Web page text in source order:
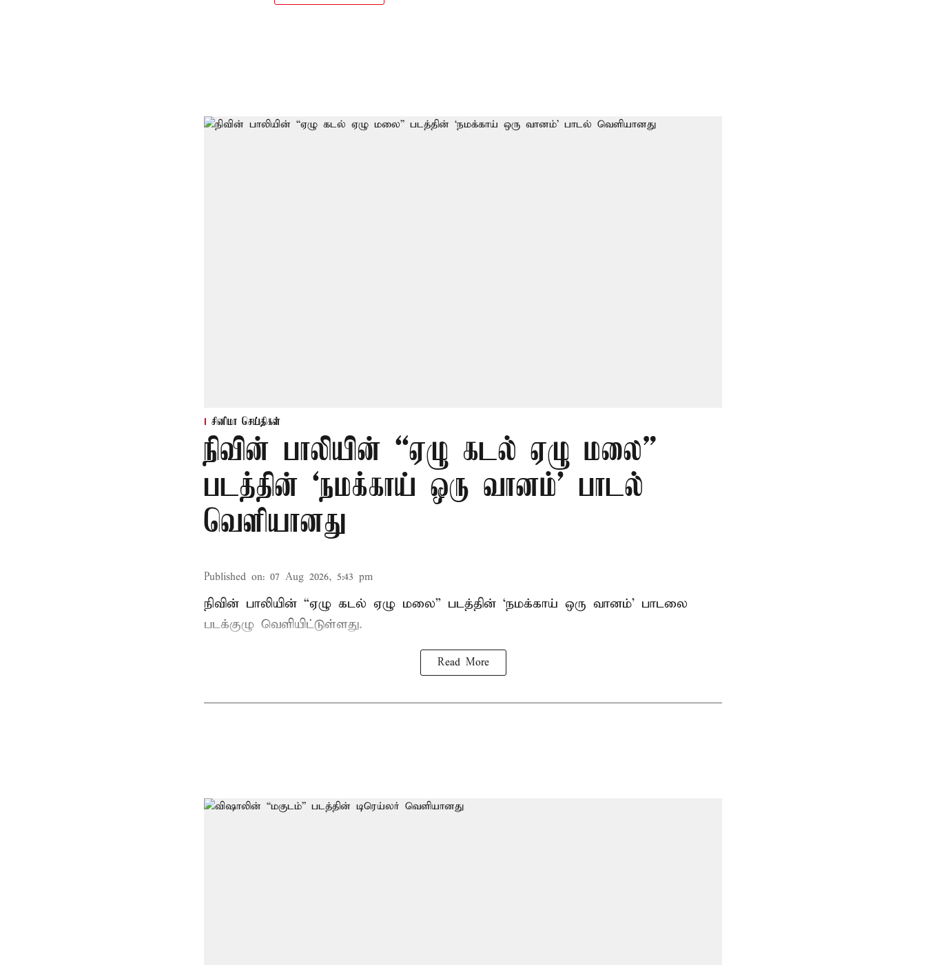
சினிமா செய்திகள்
நிவின் பாலியின் “ஏழு கடல் ஏழு மலை”
படத்தின் ‘நமக்காய் ஒரு வானம்’ பாடல்
வெளியானது
Published on: 07 Aug 2026, 5:43 pm
நிவின் பாலியின் “ஏழு கடல் ஏழு மலை” படத்தின் ‘நமக்காய் ஒரு வானம்’ பாடலை
படக்குழு வெளியிட்டுள்ளது.
Read More